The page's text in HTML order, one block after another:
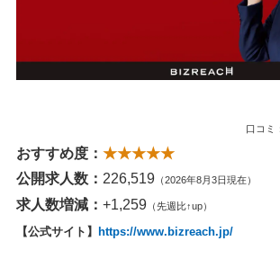
口コミ：
おすすめ度： ★★★★★
公開求人数： 226,519 （2026年8月3日現在）
求人数増減： +1,259 （先週比↑up）
【公式サイト】 https://www.bizreach.jp/